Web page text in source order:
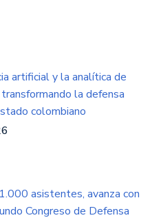
artificial y la analítica de
la defensa
colombiano
asistentes, avanza con
Congreso de Defensa